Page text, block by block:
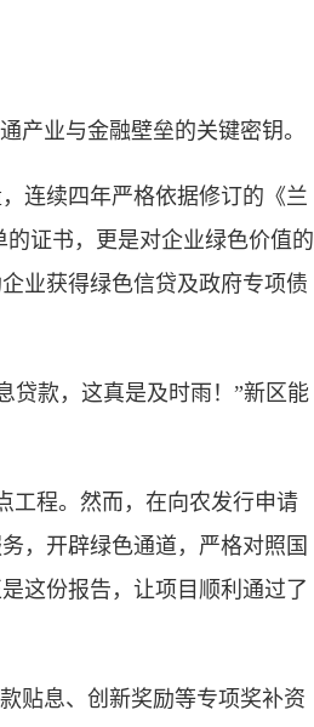
业与金融壁垒的关键密钥。
连续四年严格依据修订的《兰
证书，更是对企业绿色价值的
业获得绿色信贷及政府专项债
款，这真是及时雨！”新区能
程。然而，在向农发行申请
，开辟绿色通道，严格对照国
这份报告，让项目顺利通过了
贴息、创新奖励等专项奖补资